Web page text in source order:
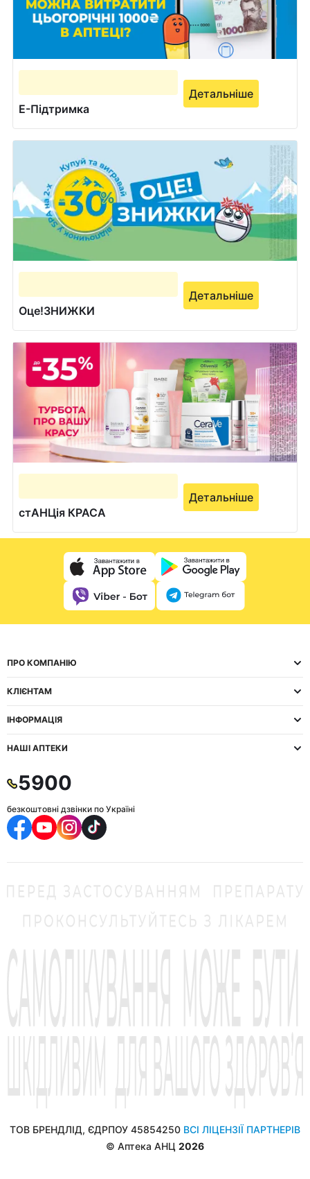
Е-Підтримка
Детальніше
Оце!ЗНИЖКИ
Детальніше
стАНЦія КРАСА
Детальніше
ПРО КОМПАНІЮ
КЛІЄНТАМ
ІНФОРМАЦІЯ
НАШІ АПТЕКИ
5900
безкоштовні дзвінки по Україні
ТОВ БРЕНДЛІД, ЄДРПОУ 45854250 ВСІ ЛІЦЕНЗІЇ ПАРТНЕРІВ
© Аптека АНЦ 2026